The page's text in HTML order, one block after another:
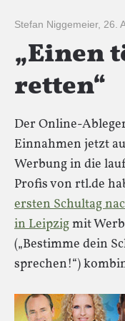
Stefan Niggemeier, 26.
„Einen
retten“
Der Online-
Einnahmen jetzt
Werbung in die
Profis von rtl.de
ersten Schultag
in Leipzigmit
(„Bestimme dein
sprechen!“)